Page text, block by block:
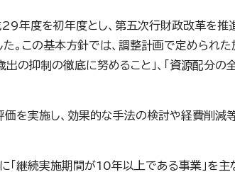
年度を初年度とし、第五次行財政改革を推
。この基本方針では、調整計画で定められ
出の抑制の徹底に努めること」、「資源配分の
を実施し、効果的な手法の検討や経費削減
継続実施期間が10年以上である事業」を主